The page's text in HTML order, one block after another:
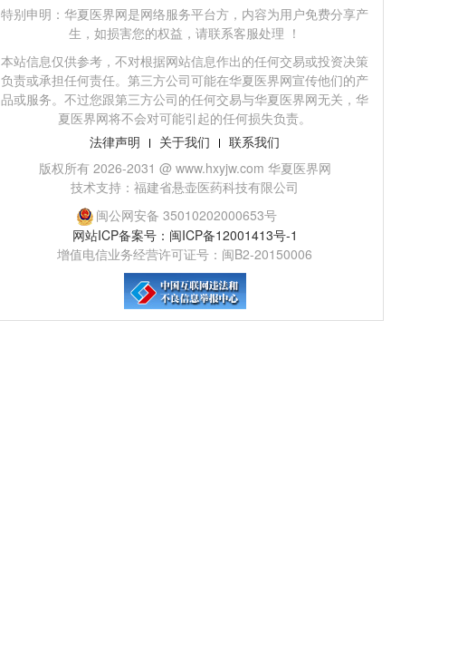
特别申明：华夏医界网是网络服务平台方，内容为用户免费分享产
生，如损害您的权益，请联系客服处理 ！
本站信息仅供参考，不对根据网站信息作出的任何交易或投资决策
负责或承担任何责任。第三方公司可能在华夏医界网宣传他们的产
品或服务。不过您跟第三方公司的任何交易与华夏医界网无关，华
夏医界网将不会对可能引起的任何损失负责。
法律声明
关于我们
联系我们
版权所有 2026-2031 @ www.hxyjw.com 华夏医界网
技术支持：福建省悬壶医药科技有限公司
闽公网安备 35010202000653号
网站ICP备案号：闽ICP备12001413号-1
增值电信业务经营许可证号：闽B2-20150006